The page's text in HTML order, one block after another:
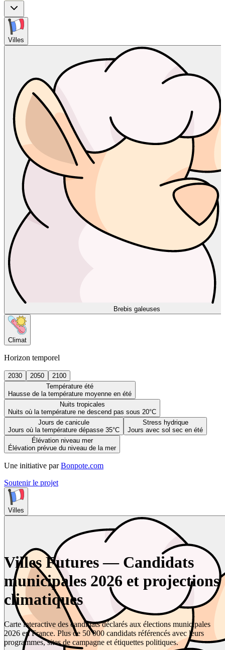
Villes
Brebis galeuses
Climat
Horizon temporel
2030 2050
2100
Température été
Hausse de la température moyenne en été
Nuits tropicales
Nuits où la température ne descend pas sous 20°C
Jours de canicule
Jours où la température dépasse 35°C
Stress hydrique
Jours avec sol sec en été
Élévation niveau mer
Élévation prévue du niveau de la mer
Une initiative par Bonpote.com
Soutenir le projet
Villes
Villes Futures — Candidats
municipales 2026 et projections
climatiques
Carte interactive des candidats déclarés aux élections municipales
2026 en France. Plus de 50 000 candidats référencés avec leurs
programmes, sites de campagne et étiquettes politiques.